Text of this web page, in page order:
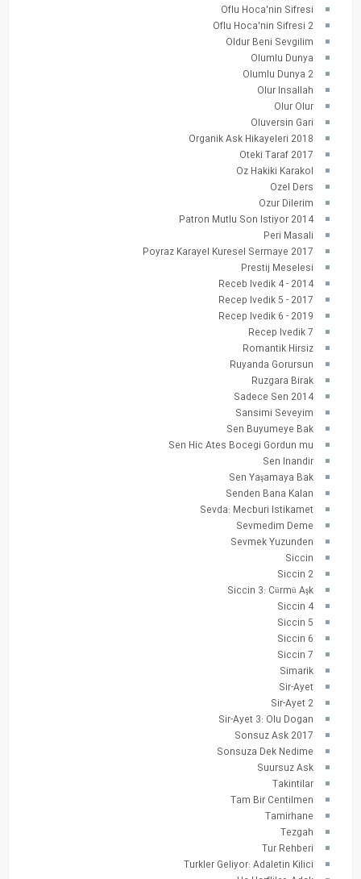
Oflu Hoca'nin Sifresi
Oflu Hoca'nin Sifresi 2
Oldur Beni Sevgilim
Olumlu Dunya
Olumlu Dunya 2
Olur Insallah
Olur Olur
Oluversin Gari
Organik Ask Hikayeleri 2018
Oteki Taraf 2017
Oz Hakiki Karakol
Ozel Ders
Ozur Dilerim
Patron Mutlu Son Istiyor 2014
Peri Masali
Poyraz Karayel Kuresel Sermaye 2017
Prestij Meselesi
Receb Ivedik 4 - 2014
Recep Ivedik 5 - 2017
Recep Ivedik 6 - 2019
Recep Ivedik 7
Romantik Hirsiz
Ruyanda Gorursun
Ruzgara Birak
Sadece Sen 2014
Sansimi Seveyim
Sen Buyumeye Bak
Sen Hic Ates Bocegi Gordun mu
Sen Inandir
Sen Yaşamaya Bak
Senden Bana Kalan
Sevda: Mecburi Istikamet
Sevmedim Deme
Sevmek Yuzunden
Siccin
Siccin 2
Siccin 3: Cürmü Aşk
Siccin 4
Siccin 5
Siccin 6
Siccin 7
Simarik
Sir-Ayet
Sir-Ayet 2
Sir-Ayet 3: Olu Dogan
Sonsuz Ask 2017
Sonsuza Dek Nedime
Suursuz Ask
Takintilar
Tam Bir Centilmen
Tamirhane
Tezgah
Tur Rehberi
Turkler Geliyor: Adaletin Kilici